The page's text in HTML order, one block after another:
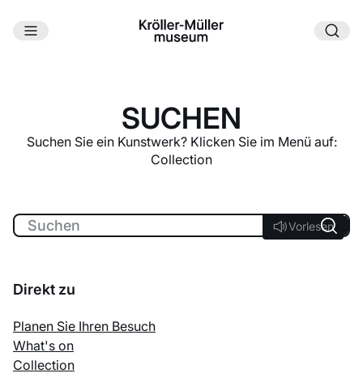
SUCHEN
Suchen Sie ein Kunstwerk? Klicken Sie im Menü auf:
Collection
Vorlesen
Vorlesen
Direkt zu
Planen Sie Ihren Besuch
What's on
Collection